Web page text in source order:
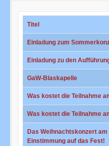
Titel
Einladung zum
Einladung zu den
GaW-Blaskapelle
Was kostet die Teilnahme
Was kostet die Teilnahme
Das Weihnachtskonzert am
Einstimmung auf das Fest!